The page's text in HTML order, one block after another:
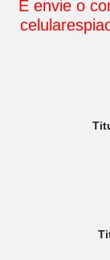
E envie o